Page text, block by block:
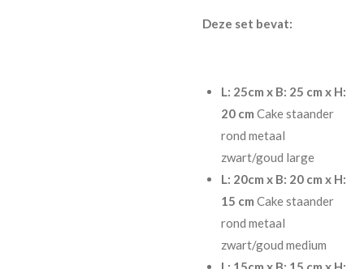
Deze set bevat:
L: 25cm x B: 25 cm x H:
20 cm Cake staander
rond metaal
zwart/goud large
L: 20cm x B: 20 cm x H:
15 cm Cake staander
rond metaal
zwart/goud medium